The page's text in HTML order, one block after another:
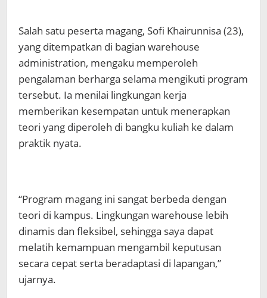
Salah satu peserta magang, Sofi Khairunnisa (23),
yang ditempatkan di bagian warehouse
administration, mengaku memperoleh
pengalaman berharga selama mengikuti program
tersebut. Ia menilai lingkungan kerja
memberikan kesempatan untuk menerapkan
teori yang diperoleh di bangku kuliah ke dalam
praktik nyata.
“Program magang ini sangat berbeda dengan
teori di kampus. Lingkungan warehouse lebih
dinamis dan fleksibel, sehingga saya dapat
melatih kemampuan mengambil keputusan
secara cepat serta beradaptasi di lapangan,”
ujarnya.